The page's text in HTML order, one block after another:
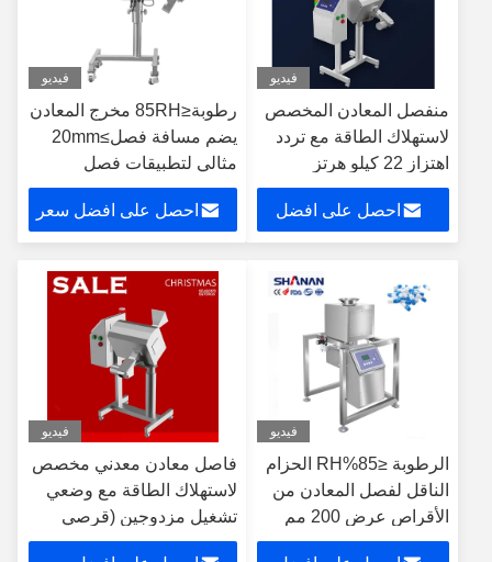
فيديو
منفصل المعادن المخصص
لاستهلاك الطاقة مع تردد
اهتزاز 22 كيلو هرتز
وأوضاع التشغيل المزدوجة
(DISC و Notch) لفصل
المعادن غير الحديدية
احصل على افضل
فيديو
رطوبة≤85RH مخرج المعادن
يضم مسافة فصل≥20mm
مثالي لتطبيقات فصل
المعادن الصناعية
احصل على افضل سعر
فيديو
الرطوبة ≤85%RH الحزام
الناقل لفصل المعادن من
الأقراص عرض 200 مم
نظام الكشف عن المعادن
فيديو
فاصل معادن معدني مخصص
لاستهلاك الطاقة مع وضعي
تشغيل مزدوجين (قرصي
وشق) للفصل التلقائي